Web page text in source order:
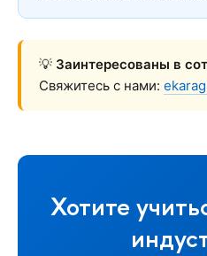
💡 Заинтересованы в
Свяжитесь с нами:
Хотите